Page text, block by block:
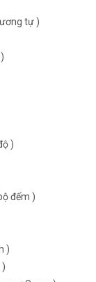
tự )
)
đếm )
)
)